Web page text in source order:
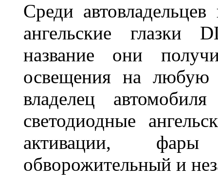
Среди
ангельские глазки
название они
освещения на любую
владелец
светодиодные
активации, фары
обворожительный и